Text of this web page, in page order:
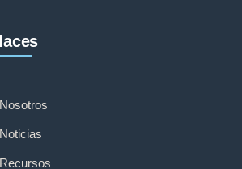
Nosotros
Noticias
Recursos